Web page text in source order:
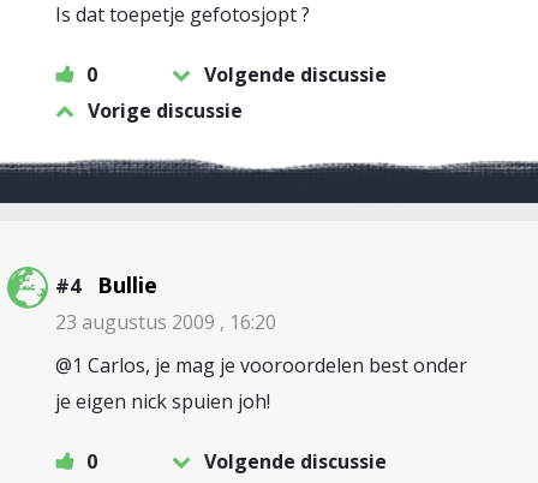
Is dat toepetje gefotosjopt ?
0
Volgende discussie
Vorige discussie
#4 Bullie
23 augustus 2009 , 16:20
@1 Carlos, je mag je vooroordelen best onder
je eigen nick spuien joh!
0
Volgende discussie